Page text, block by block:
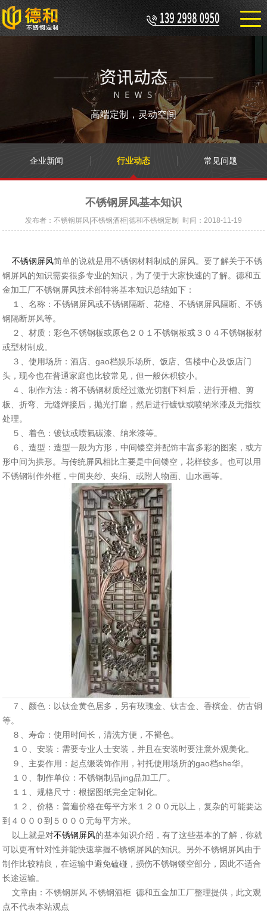
高端定制，灵动空间
企业新闻 行业动态 常见问题
不锈钢屏风基本知识
发布者：不锈钢屏风|不锈钢酒柜|德和不锈钢定制 时间：2018-11-19
不锈钢屏风简单的说就是用不锈钢材料制成的屏风。要了解关于不锈
钢屏风的知识需要很多专业的知识，为了便于大家快速的了解。德和五
金加工厂不锈钢屏风技术部特将基本知识总结如下：
１、名称：不锈钢屏风或不锈钢隔断、花格、不锈钢屏风隔断、不锈
钢隔断屏风等。
２、材质：彩色不锈钢板或原色２０１不锈钢板或３０４不锈钢板材
或型材制成。
３、使用场所：酒店、gao档娱乐场所、饭店、售楼中心及饭店门
头，现今也在普通家庭也比较常见，但一般休积较小。
４、制作方法：将不锈钢材质经过激光切割下料后，进行开槽、剪
板、折弯、无缝焊接后，抛光打磨，然后进行镀钛或喷纳米漆及无指纹
处理。
５、着色：镀钛或喷氟碳漆、纳米漆等。
６、造型：造型一般为方形，中间镂空并配饰丰富多彩的图案，或方
形中间为拱形。与传统屏风相比主要是中间镂空，花样较多。也可以用
不锈钢制作外框，中间夹纱、夹绢、或附人物画、山水画等。
７、颜色：以钛金黄色居多，另有玫瑰金、钛古金、香槟金、仿古铜
等。
８、寿命：使用时间长，清洗方便，不褪色。
１０、安装：需要专业人士安装，并且在安装时要注意外观美化。
９、主要作用：起点缀装饰作用，衬托使用场所的gao档she华。
１０、制作单位：不锈钢制品jing品加工厂。
１１、规格尺寸：根据图纸完全定制化。
１２、价格：普遍价格在每平方米１２００元以上，复杂的可能要达
到４０００到５０００元每平方米。
以上就是对不锈钢屏风的基本知识介绍，有了这些基本的了解，你就
可以更有针对性并能快速掌握不锈钢屏风的知识。另外不锈钢屏风由于
制作比较精良，在运输中避免磕碰，损伤不锈钢镂空部分，因此不适合
长途运输。
文章由：不锈钢屏风 不锈钢酒柜 德和五金加工厂整理提供，此文观
点不代表本站观点